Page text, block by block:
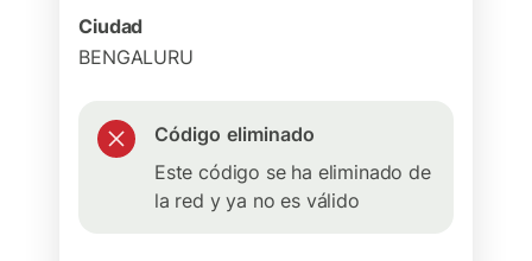
Ciudad
BENGALURU
Código eliminado
Este código se ha eliminado de
la red y ya no es válido